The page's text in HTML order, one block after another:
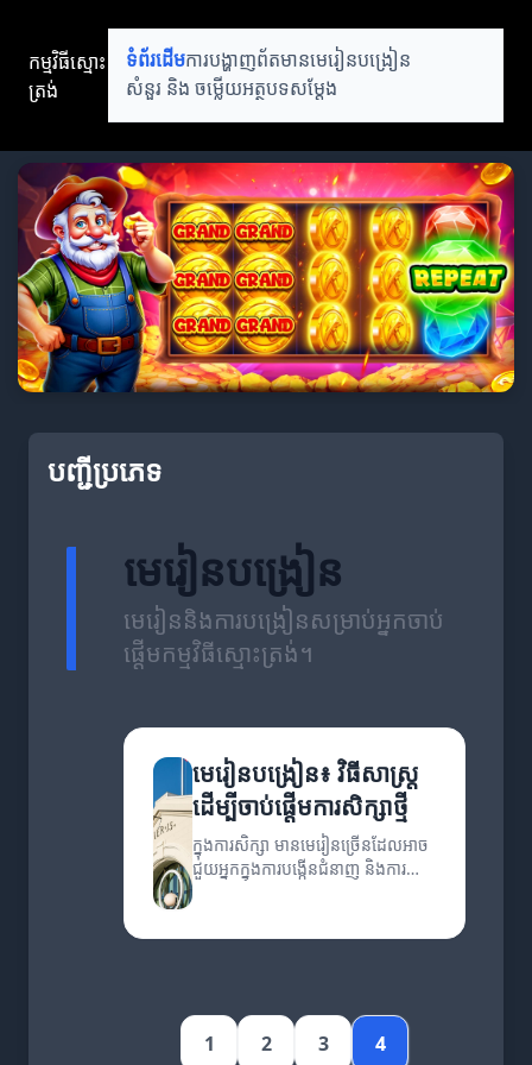
កម្មវិធីស្មោះ
ត្រង់
ទំព័រដើមការបង្ហាញព័តមានមេរៀនបង្រៀន
សំនួរ និង ចម្លើយអត្ថបទសម្តែង
បញ្ជីប្រភេទ
មេរៀនបង្រៀន
មេរៀននិងការបង្រៀនសម្រាប់អ្នកចាប់
ផ្តើមកម្មវិធីស្មោះត្រង់។
មេរៀនបង្រៀន៖ វិធីសាស្ត្រ
ដើម្បីចាប់ផ្តើមការសិក្សាថ្មី
ក្នុងការសិក្សា មានមេរៀនច្រើនដែលអាច
ជួយអ្នកក្នុងការបង្កើនជំនាញ និងការ
អ្នក។
1 2 3 4